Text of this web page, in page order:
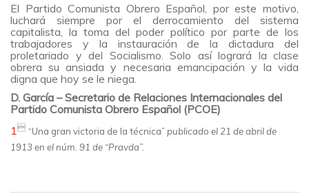
El Partido Comunista Obrero Español, por este motivo,
luchará siempre por el derrocamiento del sistema
capitalista, la toma del poder político por parte de los
trabajadores y la instauración de la dictadura del
proletariado y del Socialismo. Solo así logrará la clase
obrera su ansiada y necesaria emancipación y la vida
digna que hoy se le niega.
D. García – Secretario de Relaciones Internacionales del
Partido Comunista Obrero Español (PCOE)
1  “Una gran victoria de la técnica” publicado el 21 de abril de
1913 en el núm. 91 de “Pravda”.